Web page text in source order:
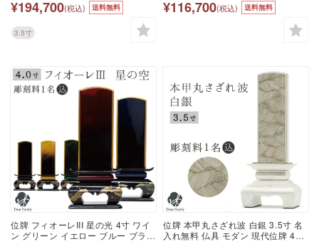
水子供養 本位牌 赤 青 紫 銀 シルバ
¥194,700(税込) 送料無料
3.5寸
牌 49日 四十九日 法要 名入れ 彫刻
名前 戒名 梵字 終活 供養 水子 水子
供養 本位牌 蒔絵 漆器 漆工芸 金 金
¥116,700(税込) 送料無料
位牌 フィオーレIII 星の光 4寸 ワイ
ン グリーン イエロー ブルー ブラッ
位牌 本甲丸さざれ波 白銀 3.5寸 名
入れ無料 仏具 モダン 現代位牌 49